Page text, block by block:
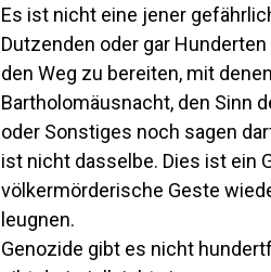
Es ist nicht eine jener
Dutzenden oder gar
den Weg zu bereiten, mit
Bartholomäusnacht, den Sinn
oder Sonstiges noch sagen
ist nicht dasselbe. Dies ist ein
völkermörderische Geste
leugnen.
Genozide gibt es nicht